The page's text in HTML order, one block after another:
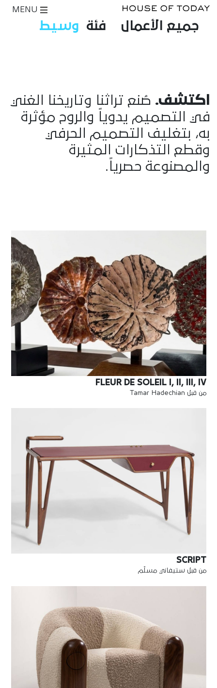
جميع الأعمال فئة وسيط
اكتشف. صُنع تراثنا وتاريخنا الغني
في التصميم يدوياً والروح مؤثرة
به، بتغليف التصميم الحرفي
وقطع التذكارات المثيرة
والمصنوعة حصرياً.
FLEUR DE SOLEIL I, II, III, IV
من قبل Tamar Hadechian
SCRIPT
من قبل ستيفاني مسلّم